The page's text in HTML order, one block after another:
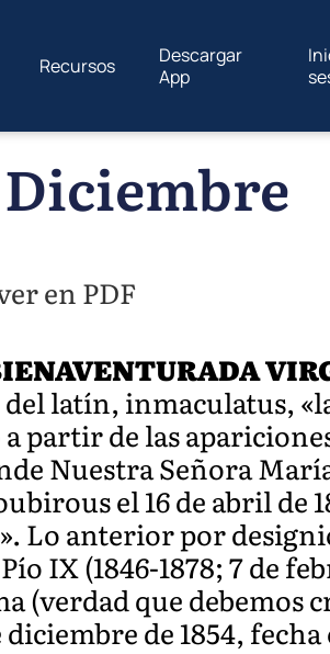
Recursos
Descargar
App
en PDF
latín, inmaculatus,
partir de las
Nuestra Señora
el 16 de abril de
Lo anterior por
IX (1846-1878; 7 de
(verdad que debemos
de 1854, fecha